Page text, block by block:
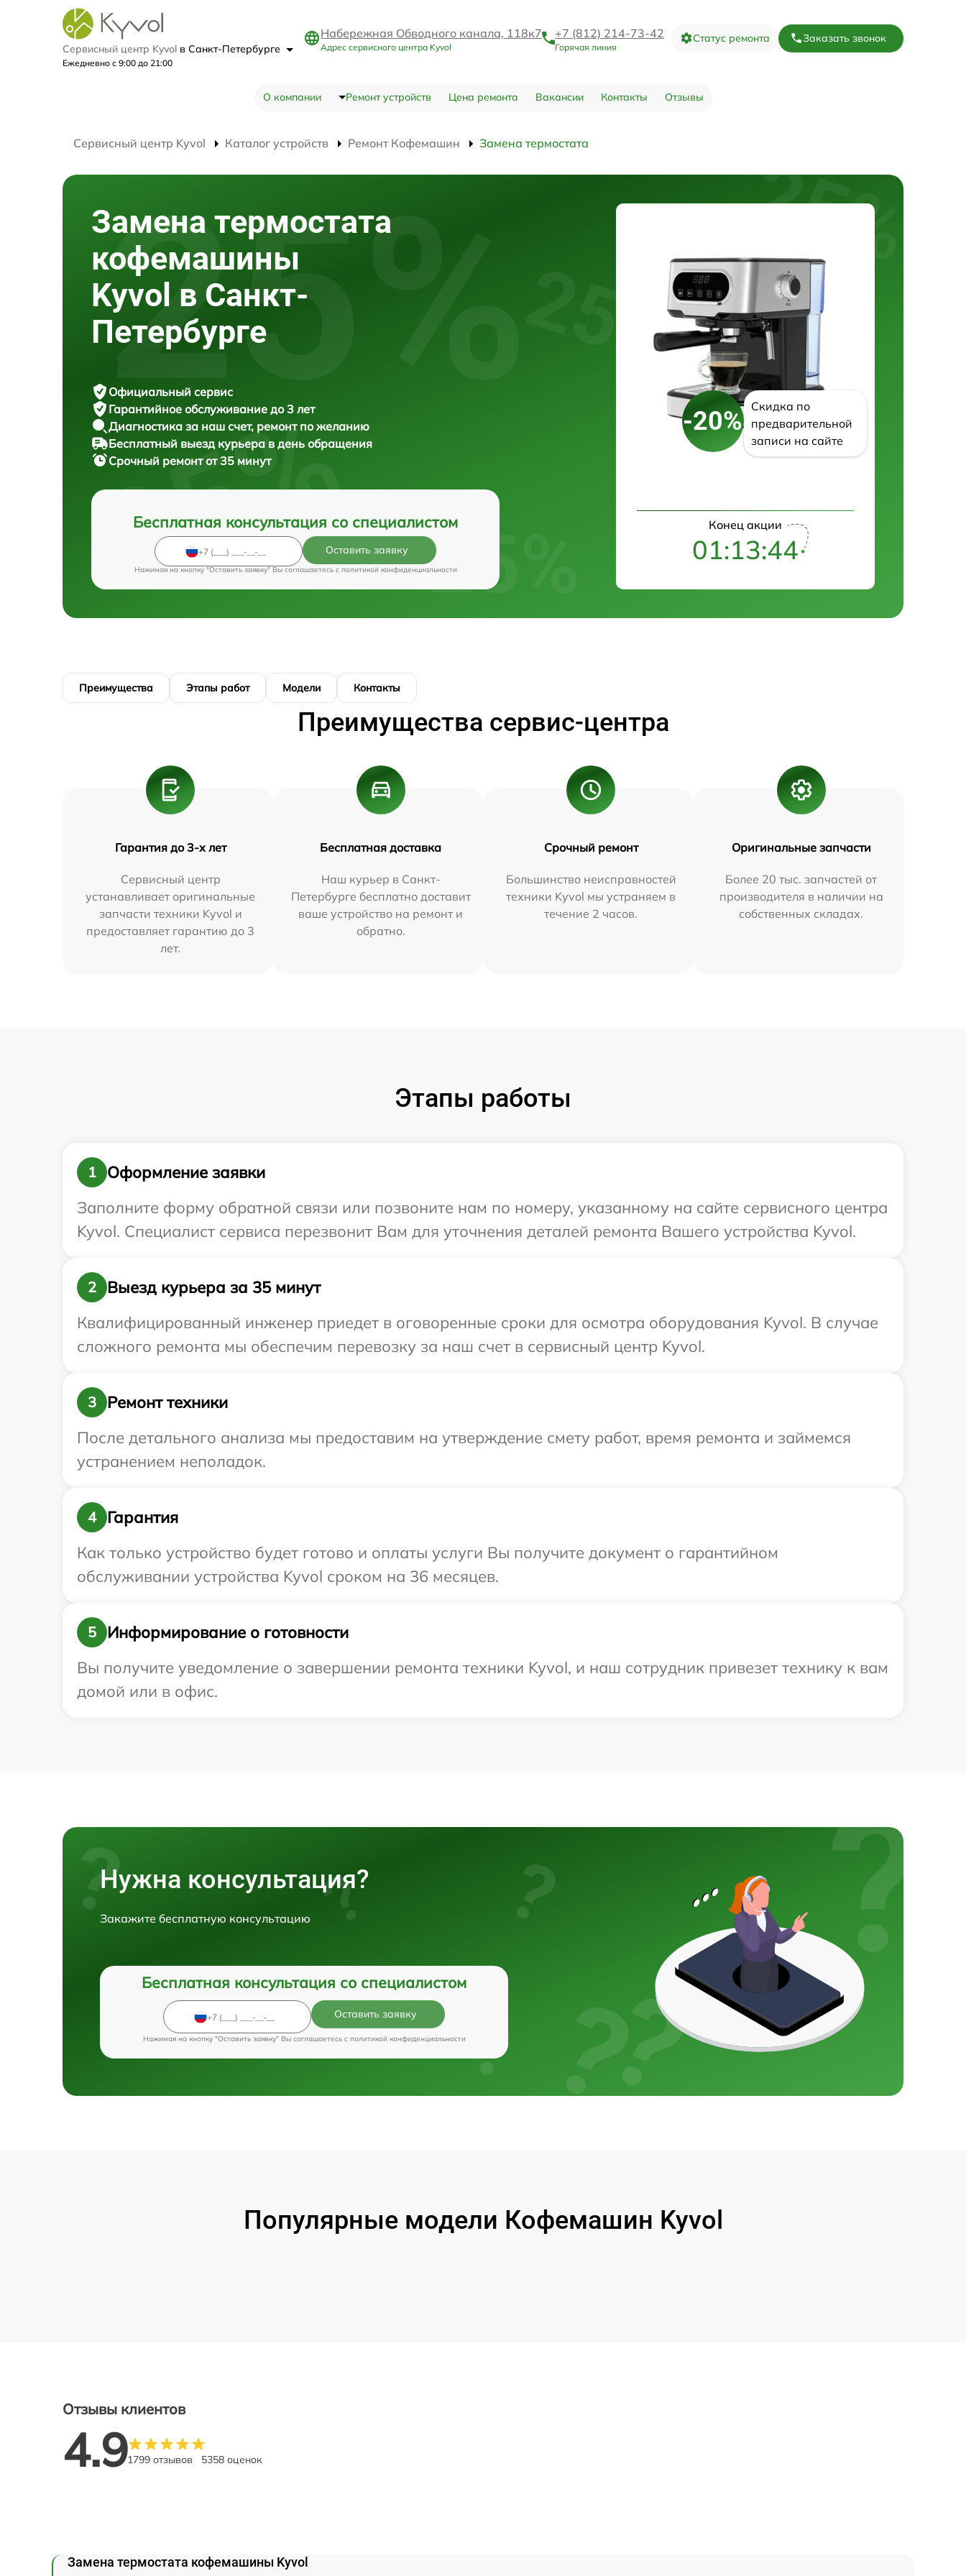
Сервисный центр Kyvol в Санкт-Петербурге
Ежедневно с 9:00 до 21:00
Набережная Обводного канала, 118к7
Адрес сервисного центра Kyvol
+7 (812) 214-73-42
Горячая линия
Статус ремонта Заказать звонок
О компании Ремонт устройств Цена ремонта Вакансии Контакты Отзывы
Сервисный центр Kyvol Каталог устройств Ремонт Кофемашин Замена термостата
Замена термостата
кофемашины
Kyvol в Санкт-
Петербурге
Официальный сервис
Гарантийное обслуживание до 3 лет
Диагностика за наш счет, ремонт по желанию
Бесплатный выезд курьера в день обращения
Срочный ремонтот 35 минут
Бесплатная консультация со специалистом
Оставить заявку
Нажимая на кнопку "Оставить заявку" Вы соглашаетесь c политикой конфиденциальности
-20%
Скидка по
предварительной
записи на сайте
Конец акции
01:13:43
Преимущества Этапы работ Модели Контакты
Преимущества сервис-центра
Гарантия до 3-х лет
Сервисный центр
устанавливает оригинальные
запчасти техники Kyvol и
предоставляет гарантию до 3
лет.
Бесплатная доставка
Наш курьер в Санкт-
Петербурге бесплатно доставит
ваше устройство на ремонт и
обратно.
Срочный ремонт
Большинство неисправностей
техники Kyvol мы устраняем в
течение 2 часов.
Оригинальные запчасти
Более 20 тыс. запчастей от
производителя в наличии на
собственных складах.
Этапы работы
1
Оформление заявки
Заполните форму обратной связи или позвоните нам по номеру, указанному на сайте сервисного центра
Kyvol. Специалист сервиса перезвонит Вам для уточнения деталей ремонта Вашего устройства Kyvol.
2
Выезд курьера за 35 минут
Квалифицированный инженер приедет в оговоренные сроки для осмотра оборудования Kyvol. В случае
сложного ремонта мы обеспечим перевозку за наш счет в сервисный центр Kyvol.
3
Ремонт техники
После детального анализа мы предоставим на утверждение смету работ, время ремонта и займемся
устранением неполадок.
4
Гарантия
Как только устройство будет готово и оплаты услуги Вы получите документ о гарантийном
обслуживании устройства Kyvol сроком на 36 месяцев.
5
Информирование о готовности
Вы получите уведомление о завершении ремонта техники Kyvol, и наш сотрудник привезет технику к вам
домой или в офис.
Нужна консультация?
Закажите бесплатную консультацию
Бесплатная консультация со специалистом
Оставить заявку
Нажимая на кнопку "Оставить заявку" Вы соглашаетесь c политикой конфиденциальности
Популярные модели Кофемашин Kyvol
Отзывы клиентов
4.91799 отзывов 5358 оценок
Замена термостата кофемашины Kyvol